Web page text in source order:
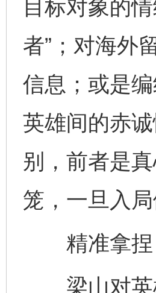
目标对象的
者”；对海外
信息；或是
英雄间的赤
别，前者是
笼，一旦入
精准拿捏：
梁山对英